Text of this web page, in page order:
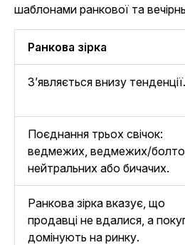
шаблонами ранкової та
Ранкова зірка
З’являється внизу тенденції.
Поєднання трьох свічок:
ведмежих, ведмежих/
нейтральних або бичачих.
Ранкова зірка вказує, що
продавці не вдалися, а
домінують на ринку.